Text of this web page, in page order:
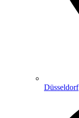
Düsseldorf